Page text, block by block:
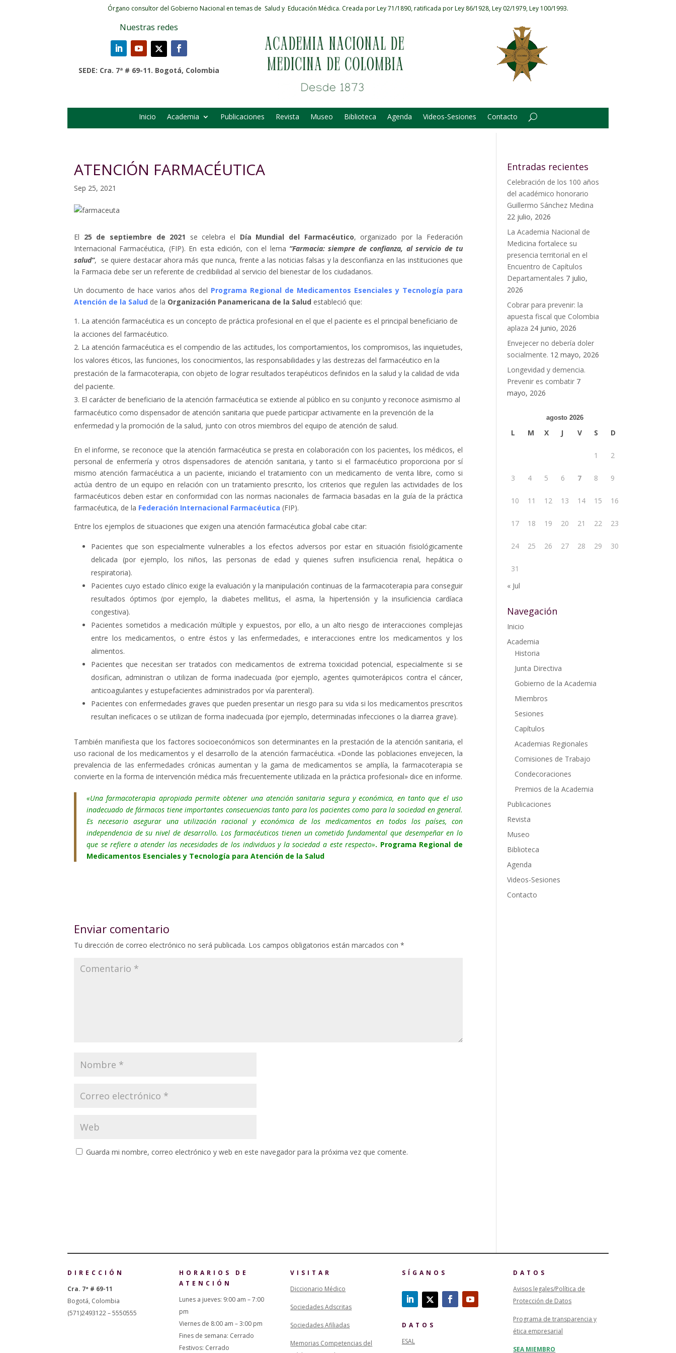
Órgano consultor del Gobierno Nacional en temas de Salud y Educación Médica. Creada por Ley 71/1890, ratificada por Ley 86/1928, Ley 02/1979, Ley 100/1993.
Nuestras redes
SEDE: Cra. 7ª # 69-11. Bogotá, Colombia
Inicio Academia Publicaciones Revista Museo Biblioteca Agenda Videos-Sesiones Contacto
ATENCIÓN FARMACÉUTICA
Sep 25, 2021
El 25 de septiembre de 2021 se celebra el Día Mundial del Farmacéutico, organizado por la Federación
Internacional Farmacéutica, (FIP). En esta edición, con el lema “Farmacia: siempre de confianza, al servicio de tu
salud”, se quiere destacar ahora más que nunca, frente a las noticias falsas y la desconfianza en las instituciones que
la Farmacia debe ser un referente de credibilidad al servicio del bienestar de los ciudadanos.
Un documento de hace varios años del Programa Regional de Medicamentos Esenciales y Tecnología para
Atención de la Salud de la Organización Panamericana de la Salud estableció que:
La atención farmacéutica es un concepto de práctica profesional en el que el paciente es el principal beneficiario de
la acciones del farmacéutico.
La atención farmacéutica es el compendio de las actitudes, los comportamientos, los compromisos, las inquietudes,
los valores éticos, las funciones, los conocimientos, las responsabilidades y las destrezas del farmacéutico en la
prestación de la farmacoterapia, con objeto de lograr resultados terapéuticos definidos en la salud y la calidad de vida
del paciente.
El carácter de beneficiario de la atención farmacéutica se extiende al público en su conjunto y reconoce asimismo al
farmacéutico como dispensador de atención sanitaria que puede participar activamente en la prevención de la
enfermedad y la promoción de la salud, junto con otros miembros del equipo de atención de salud.
En el informe, se reconoce que la atención farmacéutica se presta en colaboración con los pacientes, los médicos, el
personal de enfermería y otros dispensadores de atención sanitaria, y tanto si el farmacéutico proporciona por sí
mismo atención farmacéutica a un paciente, iniciando el tratamiento con un medicamento de venta libre, como si
actúa dentro de un equipo en relación con un tratamiento prescrito, los criterios que regulen las actividades de los
farmacéuticos deben estar en conformidad con las normas nacionales de farmacia basadas en la guía de la práctica
farmacéutica, de la Federación Internacional Farmacéutica (FIP).
Entre los ejemplos de situaciones que exigen una atención farmacéutica global cabe citar:
Pacientes que son especialmente vulnerables a los efectos adversos por estar en situación fisiológicamente
delicada (por ejemplo, los niños, las personas de edad y quienes sufren insuficiencia renal, hepática o
respiratoria).
Pacientes cuyo estado clínico exige la evaluación y la manipulación continuas de la farmacoterapia para conseguir
resultados óptimos (por ejemplo, la diabetes mellitus, el asma, la hipertensión y la insuficiencia cardíaca
congestiva).
Pacientes sometidos a medicación múltiple y expuestos, por ello, a un alto riesgo de interacciones complejas
entre los medicamentos, o entre éstos y las enfermedades, e interacciones entre los medicamentos y los
alimentos.
Pacientes que necesitan ser tratados con medicamentos de extrema toxicidad potencial, especialmente si se
dosifican, administran o utilizan de forma inadecuada (por ejemplo, agentes quimoterápicos contra el cáncer,
anticoagulantes y estupefacientes administrados por vía parenteral).
Pacientes con enfermedades graves que pueden presentar un riesgo para su vida si los medicamentos prescritos
resultan ineficaces o se utilizan de forma inadecuada (por ejemplo, determinadas infecciones o la diarrea grave).
También manifiesta que los factores socioeconómicos son determinantes en la prestación de la atención sanitaria, el
uso racional de los medicamentos y el desarrollo de la atención farmacéutica. «Donde las poblaciones envejecen, la
prevalencia de las enfermedades crónicas aumentan y la gama de medicamentos se amplía, la farmacoterapia se
convierte en la forma de intervención médica más frecuentemente utilizada en la práctica profesional» dice en informe.
«Una farmacoterapia apropiada permite obtener una atención sanitaria segura y económica, en tanto que el uso
inadecuado de fármacos tiene importantes consecuencias tanto para los pacientes como para la sociedad en general.
Es necesario asegurar una utilización racional y económica de los medicamentos en todos los países, con
independencia de su nivel de desarrollo. Los farmacéuticos tienen un cometido fundamental que desempeñar en lo
que se refiere a atender las necesidades de los individuos y la sociedad a este respecto». Programa Regional de
Medicamentos Esenciales y Tecnología para Atención de la Salud
Enviar comentario
Tu dirección de correo electrónico no será publicada. Los campos obligatorios están marcados con *
Guarda mi nombre, correo electrónico y web en este navegador para la próxima vez que comente.
Entradas recientes
Celebración de los 100 años
del académico honorario
Guillermo Sánchez Medina
22 julio, 2026
La Academia Nacional de
Medicina fortalece su
presencia territorial en el
Encuentro de Capítulos
Departamentales 7 julio,
2026
Cobrar para prevenir: la
apuesta fiscal que Colombia
aplaza 24 junio, 2026
Envejecer no debería doler
socialmente. 12 mayo, 2026
Longevidad y demencia.
Prevenir es combatir 7
mayo, 2026
agosto 2026
L M X J V S D
1 2
3 4 5 6 7 8 9
10 11 12 13 14 15 16
17 18 19 20 21 22 23
24 25 26 27 28 29 30
31
« Jul
Navegación
Inicio
Academia
Historia
Junta Directiva
Gobierno de la Academia
Miembros
Sesiones
Capítulos
Academias Regionales
Comisiones de Trabajo
Condecoraciones
Premios de la Academia
Publicaciones
Revista
Museo
Biblioteca
Agenda
Videos-Sesiones
Contacto
DIRECCIÓN
Cra. 7ª # 69-11
Bogotá, Colombia
(571)2493122 – 5550555
HORARIOS DE
ATENCIÓN
Lunes a jueves: 9:00 am – 7:00
pm
Viernes de 8:00 am – 3:00 pm
Fines de semana: Cerrado
Festivos: Cerrado
VISITAR
Diccionario Médico
Sociedades Adscritas
Sociedades Afiliadas
Memorias Competencias del
SÍGANOS
DATOS
ESAL
DATOS
Avisos legales/Política de
Protección de Datos
Programa de transparencia y
ética empresarial
SEA MIEMBRO